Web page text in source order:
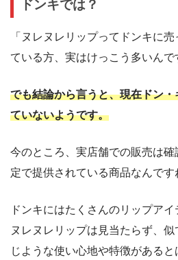
ドンキでは？
「ヌレヌレリップってドンキに
ている方、実はけっこう多いんで
でも結論から言うと、現在ドン
ていないようです。
今のところ、実店舗での販売は
定で提供されている商品なんです
ドンキにはたくさんのリップアイ
ヌレヌレリップは見当たらず、
じような使い心地や特徴があると